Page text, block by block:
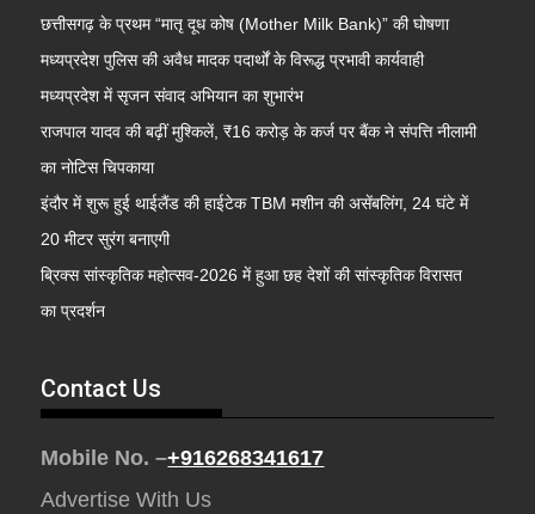
छत्तीसगढ़ के प्रथम “मातृ दूध कोष (Mother Milk Bank)” की घोषणा
मध्यप्रदेश पुलिस की अवैध मादक पदार्थों के विरूद्ध प्रभावी कार्यवाही
मध्यप्रदेश में सृजन संवाद अभियान का शुभारंभ
राजपाल यादव की बढ़ीं मुश्किलें, ₹16 करोड़ के कर्ज पर बैंक ने संपत्ति नीलामी
का नोटिस चिपकाया
इंदौर में शुरू हुई थाईलैंड की हाईटेक TBM मशीन की असेंबलिंग, 24 घंटे में
20 मीटर सुरंग बनाएगी
ब्रिक्स सांस्कृतिक महोत्सव-2026 में हुआ छह देशों की सांस्कृतिक विरासत
का प्रदर्शन
Contact Us
Mobile No. –+916268341617
Advertise With Us